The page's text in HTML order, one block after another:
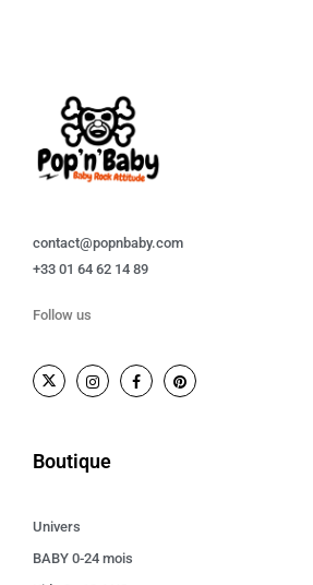
contact@popnbaby.com
+33 01 64 62 14 89
Follow us
Boutique
Univers
BABY 0-24 mois